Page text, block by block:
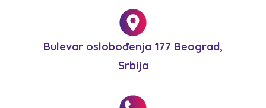
Bulevar oslobođenja 177 Beograd,
Srbija